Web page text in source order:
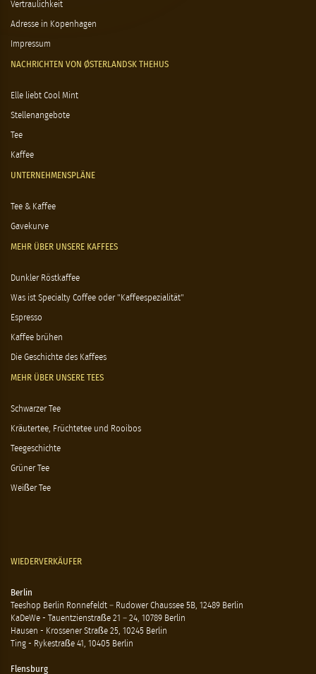
Vertraulichkeit
Adresse in Kopenhagen
Impressum
NACHRICHTEN VON ØSTERLANDSK THEHUS
Elle liebt Cool Mint
Stellenangebote
Tee
Kaffee
UNTERNEHMENSPLÄNE
Tee & Kaffee
Gavekurve
MEHR ÜBER UNSERE KAFFEES
Dunkler Röstkaffee
Was ist Specialty Coffee oder "Kaffeespezialität"
Espresso
Kaffee brühen
Die Geschichte des Kaffees
MEHR ÜBER UNSERE TEES
Schwarzer Tee
Kräutertee, Früchtetee und Rooibos
Teegeschichte
Grüner Tee
Weißer Tee
WIEDERVERKÄUFER
Berlin
Teeshop Berlin Ronnefeldt – Rudower Chaussee 5B, 12489 Berlin
KaDeWe - Tauentzienstraße 21 – 24, 10789 Berlin
Hausen - Krossener Straße 25, 10245 Berlin
Ting - Rykestraße 41, 10405 Berlin
Flensburg